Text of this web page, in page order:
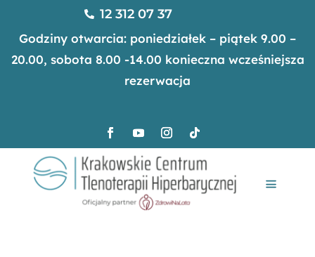
 12 312 07 37
Godziny otwarcia: poniedziałek – piątek 9.00 –
20.00, sobota 8.00 -14.00 konieczna wcześniejsza
rezerwacja